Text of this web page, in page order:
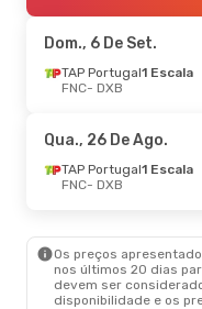
DXB- FNC
Sex., 11 De Set.-
DXB - FNC
TAP Portugal1 Escala
DXB- FNC
Dom., 6 De Set.
TAP Portugal1 Escala
FNC- DXB
Qua., 26 De Ago.
TAP Portugal1 Escala
FNC- DXB
Os preços
nos últimos 20 dias
devem ser
disponibilidade e os